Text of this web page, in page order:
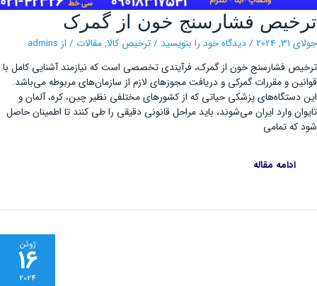
فشارسنج خون از گمرک
2024
/دیدگاه‌ خود را بنویسید/ترخیص کالا ,مقالات/ از admins
فشارسنج خون از گمرک، فرآیندی تخصصی است که نیازمند آشنایی کامل با
و مقررات گمرکی و دریافت مجوزهای لازم از سازمان‌های مربوطه می‌باشد.
پزشکی حیاتی که از کشورهای مختلفی نظیر چین، کره، آلمان و
وارد ایران می‌شوند، باید مراحل قانونی دقیقی را طی کنند تا اطمینان حاصل
که تمامی
ترخیص
فشارسنج
خون
از
گمرک
ادامه مقاله
ژوئن162024